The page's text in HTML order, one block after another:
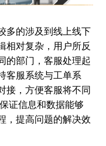
多的涉及到线上线下
相对复杂，用户所反
的部门，客服处理起
客服系统与工单系
接，方便客服将不同
证信息和数据能够
，提高问题的解决效